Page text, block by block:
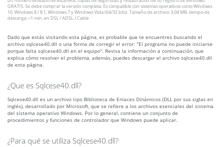
GRATIS. Se debe comprar la versión completa. Es compatible con sistemas operativos como Windows
10, Windows 8 / 8.1, Windows 7 y Windows Vista (64/32 bits). Tamaño de archivo: 3,04 MB, tiempo de
descarga: <1 min. en DSL / ADSL / Cable
Dado que estás visitando esta página, es probable que te encuentres buscando el
archivo sqlcese40.dll o una forma de corregir el error: "El programa no puede iniciarse
porque falta sqlcese40.dll en el equipo". Revisa la información a continuación, que
explica cómo resolver el problema, además, puedes descargar el archivo sqlcese40.dll
de esta página.
¿Que es Sqlcese40.dll?
Sqlcese40.dll es un archivo tipo Biblioteca de Enlaces Dinámicos (DLL por sus siglas en
inglés), desarrollado por Microsoft, que se refiere a los archivos esenciales del sistema
del sistema operativo Windows. Por lo general, contiene un conjunto de
procedimientos y funciones de controlador que Windows puede aplicar.
¿Para qué se utiliza Sqlcese40.dll?